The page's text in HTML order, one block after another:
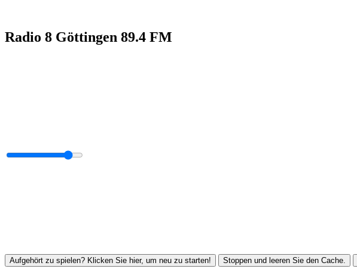
Radio 8 Göttingen 89.4 FM
Aufgehört zu spielen? Klicken Sie hier, um neu zu starten! Stoppen und leeren Sie den Cache.